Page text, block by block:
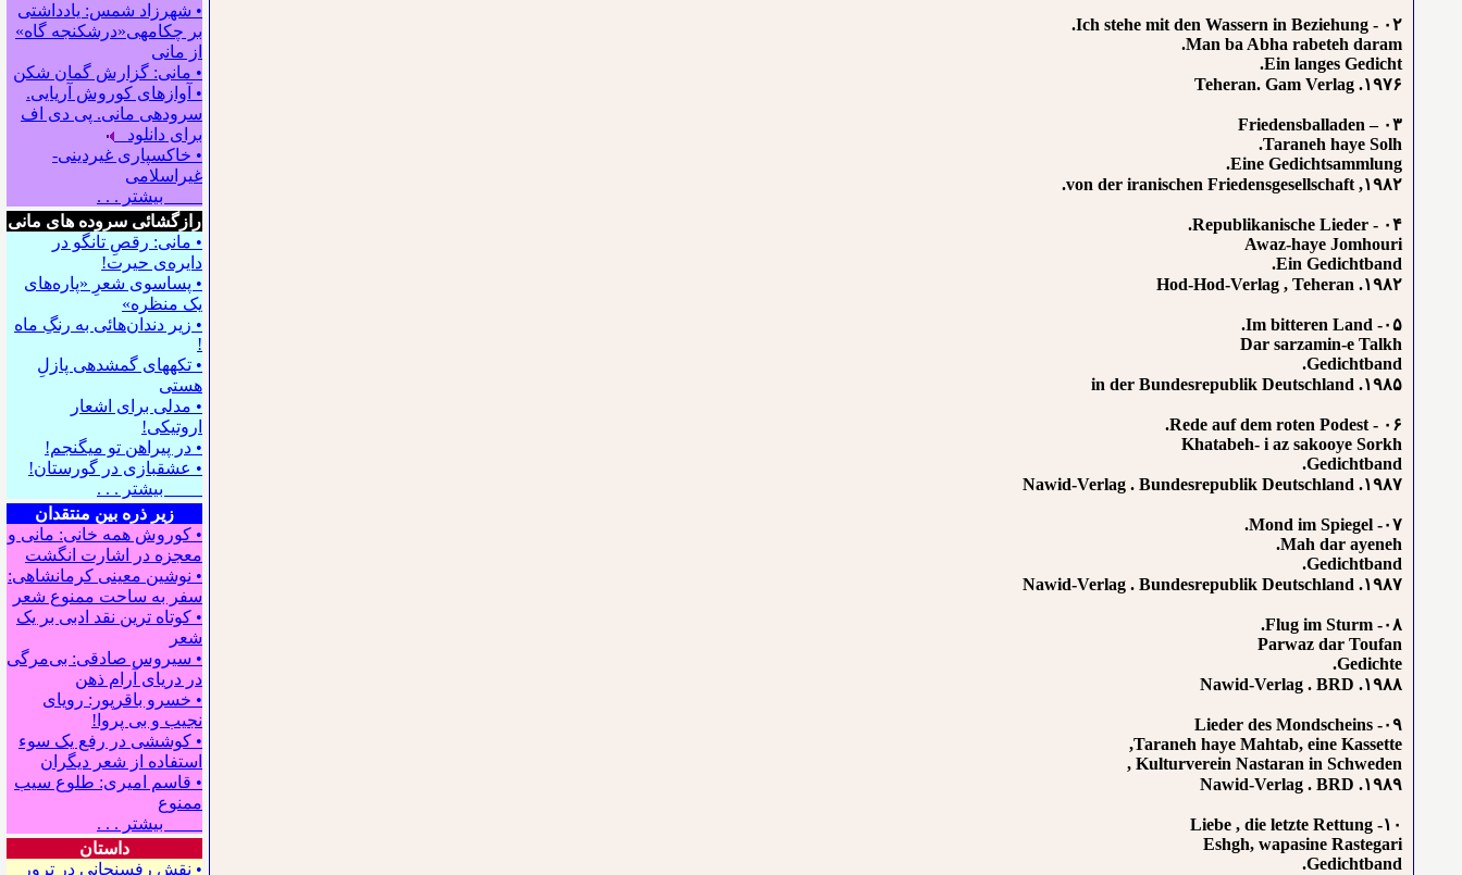
• شهرزاد شمس: یادداشتی
بر چکامه‍ی«درشکنجه گاه»
از مانی
• مانی: گزارش گمان شکن
• آوازهای کوروش آریایی.
سروده‍ی مانی. پی دی اف
برای دانلود
• خاکسپاری غیردینی-
غیراسلامی
بیشتر . . .
رازگشائی سروده های مانی
• مانی: رقصِ تانگو در
دایره‌ی حیرت!
• پساسوی شعرِ «پاره‌های
یک منظره»
• زیر دندان‌هائی به رنگِ ماه
!
• تکه⁪های گمشده⁪ی پازلِ
هستی
• مدلی برای اشعار
اروتیکی!
• در پیراهن تو می⁪گنجم!
• عشقبازی در گورستان!
بیشتر . . .
زیر ذره بین منتقدان
• کوروش همه خانی: مانی و
معجزه در اشارت انگشت
• نوشین معینی کرمانشاهی:
سفر به ساحت ممنوع شعر
• کوتاه ترین نقد ادبی بر یک
شعر
• سیروس صادقی: بی‌مرگی
در دریای آرام ذهن
• خسرو باقرپور: ﺭوﻳﺎﻯ
ﻧﺠﻴﺐ ﻭ ﺑﻰ ﭘﺮﻭﺍ!
• کوششی در رفع یک سوء
استفاده از شعر دیگران
• قاسم امیری: طلوع سیب
ممنوع
بیشتر . . .
داستان
• نقش رفسنجانی در ترور
۰۲ - Ich stehe mit den Wassern in Beziehung.
Man ba Abha rabeteh daram.
Ein langes Gedicht.
۱۹۷۶. Teheran. Gam Verlag
۰۳ – Friedensballaden
Taraneh haye Solh.
Eine Gedichtsammlung.
۱۹۸۲, von der iranischen Friedensgesellschaft.
۰۴ - Republikanische Lieder.
Awaz-haye Jomhouri
Ein Gedichtband.
۱۹۸۲. Hod-Hod-Verlag , Teheran
۰۵- Im bitteren Land.
Dar sarzamin-e Talkh
Gedichtband.
۱۹۸۵. in der Bundesrepublik Deutschland
۰۶ - Rede auf dem roten Podest.
Khatabeh- i az sakooye Sorkh
Gedichtband.
۱۹۸۷. Nawid-Verlag . Bundesrepublik Deutschland
۰۷- Mond im Spiegel.
Mah dar ayeneh.
Gedichtband.
۱۹۸۷. Nawid-Verlag . Bundesrepublik Deutschland
۰۸- Flug im Sturm.
Parwaz dar Toufan
Gedichte.
۱۹۸۸. Nawid-Verlag . BRD
۰۹- Lieder des Mondscheins
Taraneh haye Mahtab, eine Kassette,
Kulturverein Nastaran in Schweden ,
۱۹۸۹. Nawid-Verlag . BRD
۱۰- Liebe , die letzte Rettung
Eshgh, wapasine Rastegari
Gedichtband.